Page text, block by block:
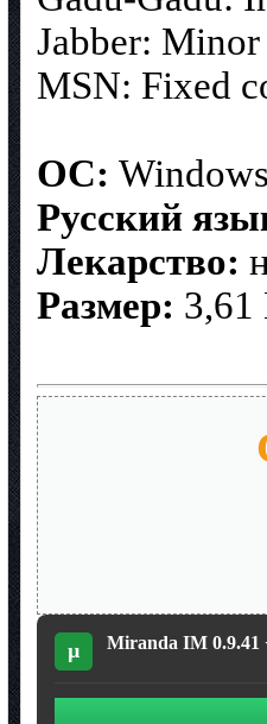
Jabber:
MSN: Fixed
ОС:
Русский
Лекарство:
Размер:
µ Miranda IM 0.9.41